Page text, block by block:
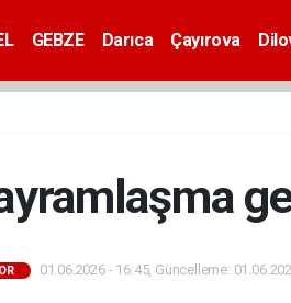
GEBZE Darıca Çayırova
01.06.2026 - 16:45, Güncelleme: